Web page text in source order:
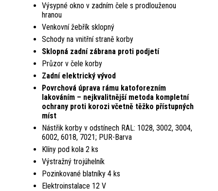
Výsypné okno v zadním čele s prodlouženou
hranou
Venkovní žebřík sklopný
Schody na vnitřní straně korby
Sklopná zadní zábrana proti podjetí
Průzor v čele korby
Zadní elektrický vývod
Povrchová úprava rámu katoforezním
lakováním – nejkvalitnější metoda kom­pletní
ochrany proti korozi včetně těžko přístupných
míst
Nástřik korby v odstínech RAL: 1028, 3002, 3004,
6002, 6018, 7021; PUR-Barva
Klíny pod kola 2 ks
Výstražný trojúhelník
Pozinkované blatníky 4 ks
Elektroinstalace 12 V